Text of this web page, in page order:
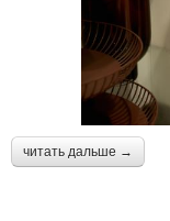
читать дальше →